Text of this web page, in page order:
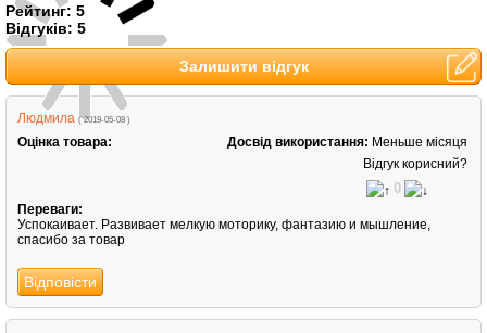
Рейтинг: 5
Відгуків: 5
Залишити відгук
Людмила ( 2019-05-08 )
Оцінка товара: Досвід використання: Меньше місяця
Відгук корисний?
0
Переваги:
Успокаивает. Развивает мелкую моторику, фантазию и мышление,
спасибо за товар
Відповісти